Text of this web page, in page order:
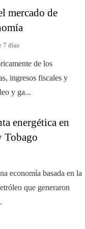
mercado de
7 días
de los
ingresos fiscales y
y ga...
energética en
Tobago
economía basada en la
que generaron